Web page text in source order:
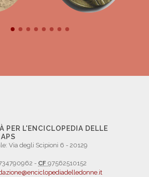
PER L'ENCICLOPEDIA DELLE
Via degli Scipioni 6 - 20129
- CF 97562510152